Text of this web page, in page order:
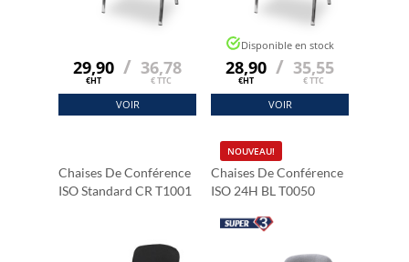
29,90
€HT
/ 36,78
€ TTC
VOIR
Disponible en stock
28,90
€HT
/ 35,55
€ TTC
VOIR
Chaises De Conférence
ISO Standard CR T1001
Chaises De Conférence
ISO 24H BL T0050
NOUVEAU!